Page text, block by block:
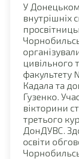
У
внутрішніх
цивільного
факультету
Кадала та
Гузенко.
вікторини
третього
ДонДУВС.
освіти